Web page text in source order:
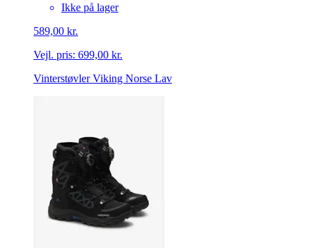
Ikke på lager
589,00 kr.
Vejl. pris: 699,00 kr.
Vinterstøvler Viking Norse Lav